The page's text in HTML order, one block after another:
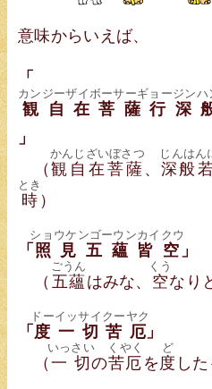
意味からいえば、
「
観自在菩薩行深
カンジーザイボーサーギョージン
」
（ 観自在菩薩
かんじざいぼさつ
、 深般
じんはん
時
とき
）
「 照見五蘊皆空
ショウケンゴーウンカイクウ
」
（ 五蘊
ごうん
はみな、 空
くう
なり
「 度一切苦厄
ドーイッサイクーヤク
」
（ 一切
いっさい
の苦厄
くやく
を 度
ど
した